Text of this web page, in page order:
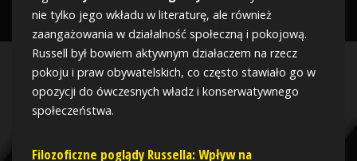
nie tylko jego wkładu w literaturę, ale również
zaangażowania w działalność społeczną i pokojową.
Russell był bowiem aktywnym działaczem na rzecz
pokoju i praw obywatelskich, co często stawiało go w
opozycji do ówczesnych władz i konserwatywnego
społeczeństwa.
Filozoficzne poglądy Russella: Wpływ na